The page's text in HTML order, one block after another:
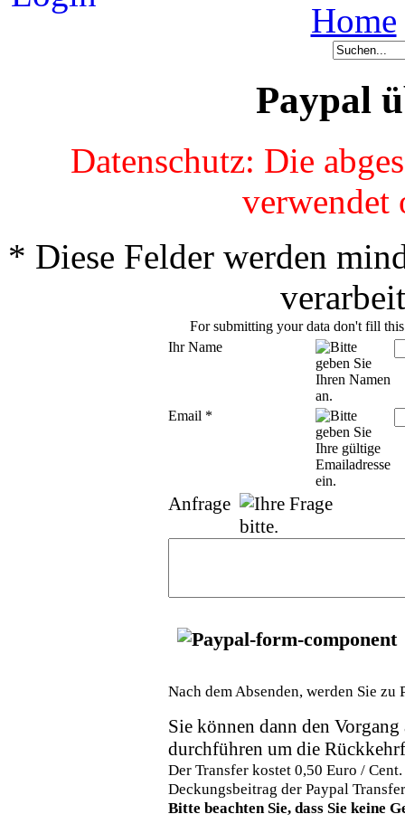
Home
Paypal
Datenschutz: Die
verwendet
* Diese Felder werden
For submitting your data don't fill
Ihr Name
Email *
Anfrage
Nach dem Absenden, werden Sie
Sie können dann den
durchführen um die
Der Transfer kostet 0,50 Euro /
Deckungsbeitrag der Paypal
Bitte beachten Sie, dass Sie keine